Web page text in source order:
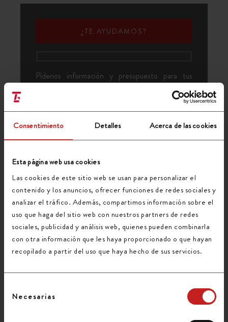
Consentimiento Detalles Acerca de las cookies
Esta página web usa cookies
Las cookies de este sitio web se usan para personalizar el
contenido y los anuncios, ofrecer funciones de redes sociales y
analizar el tráfico. Además, compartimos información sobre el
uso que haga del sitio web con nuestros partners de redes
sociales, publicidad y análisis web, quienes pueden combinarla
con otra información que les haya proporcionado o que hayan
recopilado a partir del uso que haya hecho de sus servicios.
Necesarias
¿TE AYUDAMOS?
Pídenos información y presupuesto para tus
necesidades de logística y distribución
Tu correo electrónico (requerido)
Teléfono